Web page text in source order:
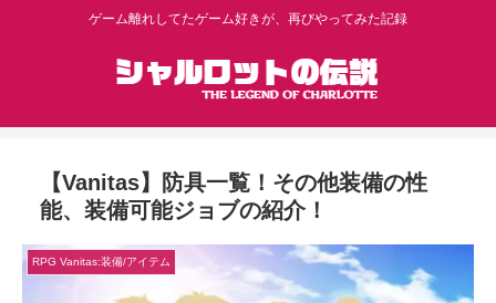
ゲーム離れしてたゲーム好きが、再びやってみた記録
【Vanitas】防具一覧！その他装備の性
能、装備可能ジョブの紹介！
RPG Vanitas:装備/アイテム